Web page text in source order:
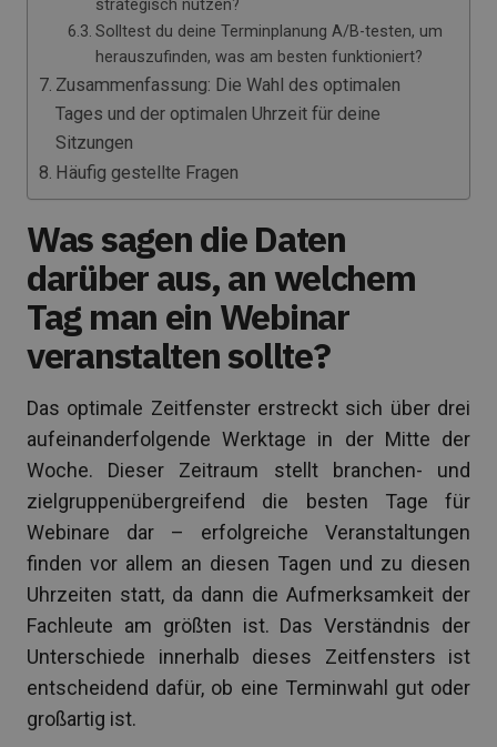
strategisch nutzen?
Solltest du deine Terminplanung A/B-testen, um
herauszufinden, was am besten funktioniert?
Zusammenfassung: Die Wahl des optimalen
Tages und der optimalen Uhrzeit für deine
Sitzungen
Häufig gestellte Fragen
Was sagen die Daten
darüber aus, an welchem
Tag man ein Webinar
veranstalten sollte?
Das optimale Zeitfenster erstreckt sich über drei
aufeinanderfolgende Werktage in der Mitte der
Woche. Dieser Zeitraum stellt branchen- und
zielgruppenübergreifend die besten Tage für
Webinare dar – erfolgreiche Veranstaltungen
finden vor allem an diesen Tagen und zu diesen
Uhrzeiten statt, da dann die Aufmerksamkeit der
Fachleute am größten ist. Das Verständnis der
Unterschiede innerhalb dieses Zeitfensters ist
entscheidend dafür, ob eine Terminwahl gut oder
großartig ist.